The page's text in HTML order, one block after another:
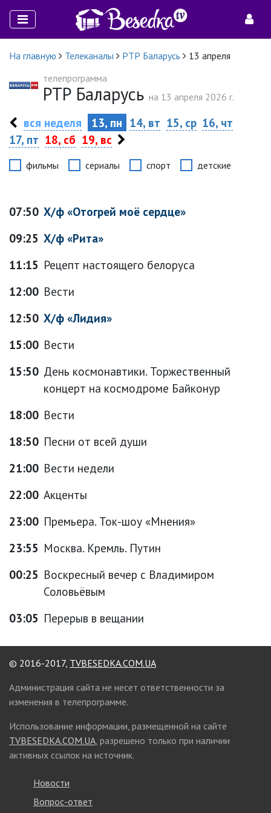
На главную Телеканалы РТР Баларусь
13 апреля
телепрограмма
РТР Баларусь на 13 апреля 2026 г.
вся неделя 13, пн 14, вт 15, ср 16, чт
17, пт 18, сб 19, вс
фильмы сериалы спорт детские
07:50 Х/ф «Отогрей моё сердце»
09:25 Х/ф «Рита»
11:15 Рецепт настоящего белоруса
12:00 Вести
12:50 Х/ф «Лидия»
15:00 Вести
15:50 День космонавтики. Торжественный
концерт на космодроме Байконур
18:00 Вести
18:50 Песни от всей души
21:00 Вести недели
22:00 Акценты
23:00 Премьера. Ток-шоу «Мнения»
23:55 Москва. Кремль. Путин
00:25 Воскресный вечер с Владимиром
Соловьёвым
03:05 Перерыв в вещании
© 2016-2017, TVBESEDKA.COM.UA
Администрация сайта не несет ответственности за
изменения в телепрограмме.
Использование информации, размещенной на сайте
TVBESEDKA.COM.UA, разрешено только при наличии
активных ссылок на источник.
Новости
Вопрос-ответ